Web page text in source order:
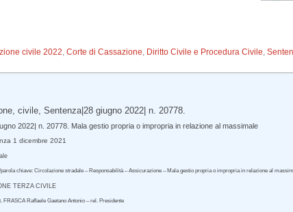
civile 2022,Corte di Cassazione, Diritto Civile e Procedura Civile,
civile, Sentenza|28 giugno 2022| n. 20778.
2022| n. 20778. Mala gestio propria o impropria in relazione al massimale
1 dicembre 2021
parola chiave: Circolazione stradale – Responsabilità – Assicurazione – Mala gestio propria o impropria in relazione al
TERZA CIVILE
FRASCA Raffaele Gaetano Antonio – rel. Presidente